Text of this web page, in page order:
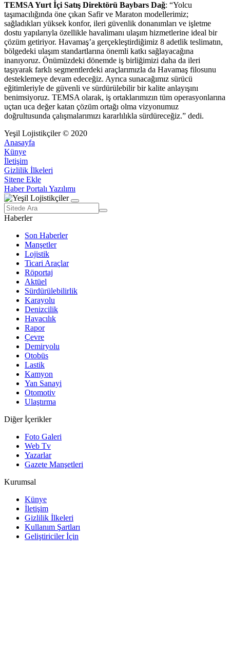
TEMSA Yurt İçi Satış Direktörü Baybars Dağ: “Yolcu
taşımacılığında öne çıkan Safir ve Maraton modellerimiz;
sağladıkları yüksek konfor, ileri güvenlik donanımları ve işletme
dostu yapılarıyla özellikle havalimanı ulaşım hizmetlerine ideal bir
çözüm getiriyor. Havamaş’a gerçekleştirdiğimiz 8 adetlik teslimatın,
bölgedeki ulaşım standartlarına önemli katkı sağlayacağına
inanıyoruz. Önümüzdeki dönemde iş birliğimizi daha da ileri
taşıyarak farklı segmentlerdeki araçlarımızla da Havamaş filosunu
desteklemeye devam edeceğiz. Ayrıca sunacağımız sürücü
eğitimleriyle de güvenli ve sürdürülebilir bir kalite anlayışını
benimsiyoruz. TEMSA olarak, iş ortaklarımızın tüm operasyonlarına
uçtan uca değer katan çözüm ortağı olma vizyonumuz
doğrultusunda çalışmalarımızı kararlılıkla sürdüreceğiz.” dedi.
Yeşil Lojistikçiler © 2020
Anasayfa
Künye
İletişim
Gizlilik İlkeleri
Sitene Ekle
Haber Portalı Yazılımı
Haberler
Son Haberler
Manşetler
Lojistik
Ticari Araçlar
Röportaj
Aktüel
Sürdürülebilirlik
Karayolu
Denizcilik
Havacılık
Rapor
Çevre
Demiryolu
Otobüs
Lastik
Kamyon
Yan Sanayi
Otomotiv
Ulaştırma
Diğer İçerikler
Foto Galeri
Web Tv
Yazarlar
Gazete Manşetleri
Kurumsal
Künye
İletişim
Gizlilik İlkeleri
Kullanım Şartları
Geliştiriciler İçin